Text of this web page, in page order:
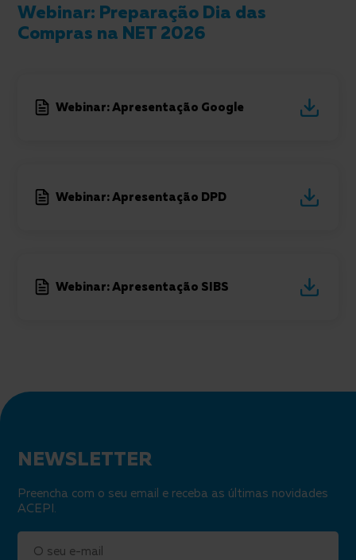
Webinar: Preparação Dia das
Compras na NET 2026
Webinar: Apresentação Google
Webinar: Apresentação DPD
Webinar: Apresentação SIBS
Newsletter
NEWSLETTER
Preencha com o seu email e receba as últimas novidades
ACEPI.
Email